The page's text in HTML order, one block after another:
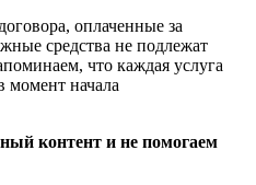
оплаченные за
средства не подлежат
что каждая услуга
момент начала
контент и не помогаем